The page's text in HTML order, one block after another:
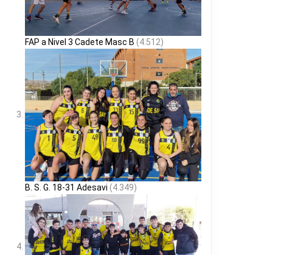
FAP a Nivel 3 Cadete Masc B (4.512)
B. S. G. 18-31 Adesavi (4.349)